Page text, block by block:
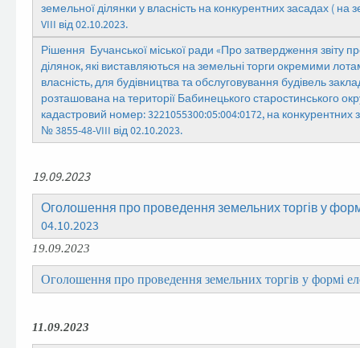
земельної ділянки у власність на конкурентних засадах (
VIII від 02.10.2023.
Рішення Бучанської міської ради «Про затвердження звіту
ділянок, які виставляються на земельні торги окремими
власність, для будівництва та обслуговування будівель
розташована на території Бабинецького старостинського
кадастровий номер: 3221055300:05:004:0172, на
№ 3855-48-VIII від 02.10.2023.
19.09.2023
Оголошення про проведення земельних торгів у
04.10.2023
19.09.2023
Оголошення про проведення земельних торгів у формі
11.09.2023